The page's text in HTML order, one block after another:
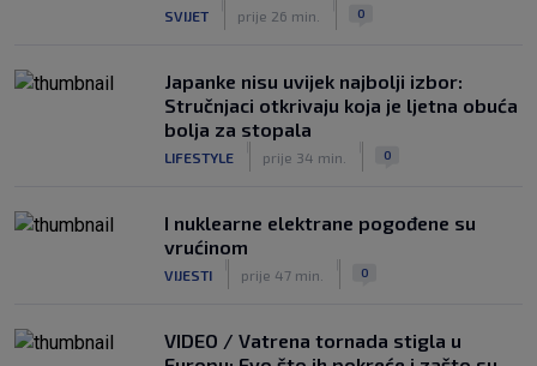
SVIJET prije 26 min. 0
Japanke nisu uvijek najbolji izbor:
Stručnjaci otkrivaju koja je ljetna obuća
bolja za stopala
LIFESTYLE prije 34 min. 0
I nuklearne elektrane pogođene su
vrućinom
VIJESTI prije 47 min. 0
VIDEO / Vatrena tornada stigla u